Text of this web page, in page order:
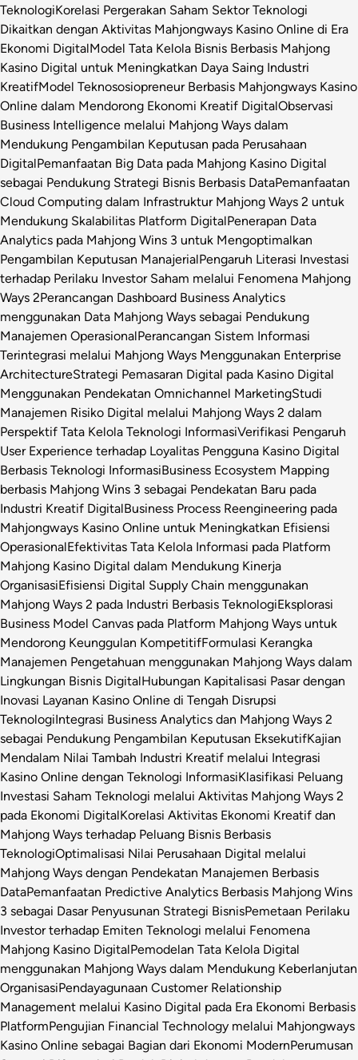
TeknologiKorelasi Pergerakan Saham Sektor Teknologi
Dikaitkan dengan Aktivitas Mahjongways Kasino Online di Era
Ekonomi DigitalModel Tata Kelola Bisnis Berbasis Mahjong
Kasino Digital untuk Meningkatkan Daya Saing Industri
KreatifModel Teknososiopreneur Berbasis Mahjongways Kasino
Online dalam Mendorong Ekonomi Kreatif DigitalObservasi
Business Intelligence melalui Mahjong Ways dalam
Mendukung Pengambilan Keputusan pada Perusahaan
DigitalPemanfaatan Big Data pada Mahjong Kasino Digital
sebagai Pendukung Strategi Bisnis Berbasis DataPemanfaatan
Cloud Computing dalam Infrastruktur Mahjong Ways 2 untuk
Mendukung Skalabilitas Platform DigitalPenerapan Data
Analytics pada Mahjong Wins 3 untuk Mengoptimalkan
Pengambilan Keputusan ManajerialPengaruh Literasi Investasi
terhadap Perilaku Investor Saham melalui Fenomena Mahjong
Ways 2Perancangan Dashboard Business Analytics
menggunakan Data Mahjong Ways sebagai Pendukung
Manajemen OperasionalPerancangan Sistem Informasi
Terintegrasi melalui Mahjong Ways Menggunakan Enterprise
ArchitectureStrategi Pemasaran Digital pada Kasino Digital
Menggunakan Pendekatan Omnichannel MarketingStudi
Manajemen Risiko Digital melalui Mahjong Ways 2 dalam
Perspektif Tata Kelola Teknologi InformasiVerifikasi Pengaruh
User Experience terhadap Loyalitas Pengguna Kasino Digital
Berbasis Teknologi InformasiBusiness Ecosystem Mapping
berbasis Mahjong Wins 3 sebagai Pendekatan Baru pada
Industri Kreatif DigitalBusiness Process Reengineering pada
Mahjongways Kasino Online untuk Meningkatkan Efisiensi
OperasionalEfektivitas Tata Kelola Informasi pada Platform
Mahjong Kasino Digital dalam Mendukung Kinerja
OrganisasiEfisiensi Digital Supply Chain menggunakan
Mahjong Ways 2 pada Industri Berbasis TeknologiEksplorasi
Business Model Canvas pada Platform Mahjong Ways untuk
Mendorong Keunggulan KompetitifFormulasi Kerangka
Manajemen Pengetahuan menggunakan Mahjong Ways dalam
Lingkungan Bisnis DigitalHubungan Kapitalisasi Pasar dengan
Inovasi Layanan Kasino Online di Tengah Disrupsi
TeknologiIntegrasi Business Analytics dan Mahjong Ways 2
sebagai Pendukung Pengambilan Keputusan EksekutifKajian
Mendalam Nilai Tambah Industri Kreatif melalui Integrasi
Kasino Online dengan Teknologi InformasiKlasifikasi Peluang
Investasi Saham Teknologi melalui Aktivitas Mahjong Ways 2
pada Ekonomi DigitalKorelasi Aktivitas Ekonomi Kreatif dan
Mahjong Ways terhadap Peluang Bisnis Berbasis
TeknologiOptimalisasi Nilai Perusahaan Digital melalui
Mahjong Ways dengan Pendekatan Manajemen Berbasis
DataPemanfaatan Predictive Analytics Berbasis Mahjong Wins
3 sebagai Dasar Penyusunan Strategi BisnisPemetaan Perilaku
Investor terhadap Emiten Teknologi melalui Fenomena
Mahjong Kasino DigitalPemodelan Tata Kelola Digital
menggunakan Mahjong Ways dalam Mendukung Keberlanjutan
OrganisasiPendayagunaan Customer Relationship
Management melalui Kasino Digital pada Era Ekonomi Berbasis
PlatformPengujian Financial Technology melalui Mahjongways
Kasino Online sebagai Bagian dari Ekonomi ModernPerumusan